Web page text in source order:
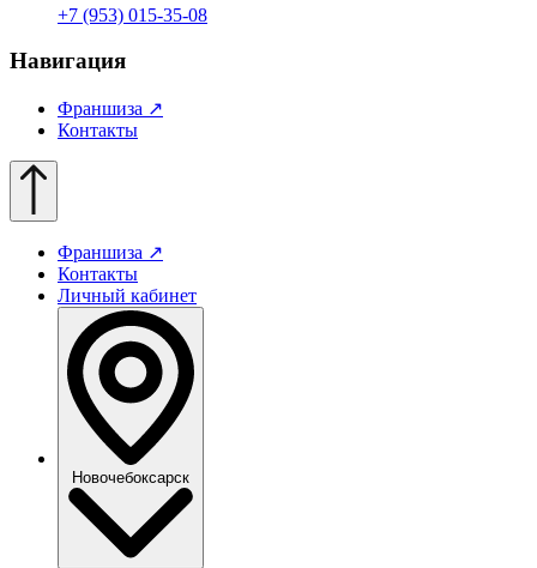
+7 (953) 015-35-08
Навигация
Франшиза ↗
Контакты
Франшиза ↗
Контакты
Личный кабинет
Новочебоксарск